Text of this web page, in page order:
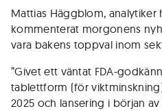
Mattias Häggblom, analytiker
kommenterat morgonens
vara bakens toppval inom
”Givet ett väntat FDA-
tablettform (för
2025 och lansering i början